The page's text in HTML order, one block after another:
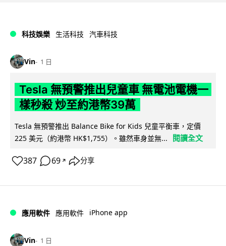
科技娛樂 生活科技 汽車科技
Vin 1 日
Tesla 無預警推出兒童車 無電池電機一
樣秒殺 炒至約港幣39萬
Tesla 無預警推出 Balance Bike for Kids 兒童平衡車，定價
225 美元（約港幣 HK$1,755）。雖然車身並無...
閱讀全文
387 69 ↗ 分享
應用軟件 應用軟件 iPhone app
Vin 1 日